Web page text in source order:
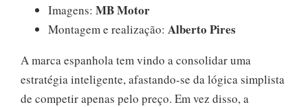
Imagens: MB Motor
Montagem e realização: Alberto Pires
A marca espanhola tem vindo a consolidar uma
estratégia inteligente, afastando-se da lógica simplista
de competir apenas pelo preço. Em vez disso, a